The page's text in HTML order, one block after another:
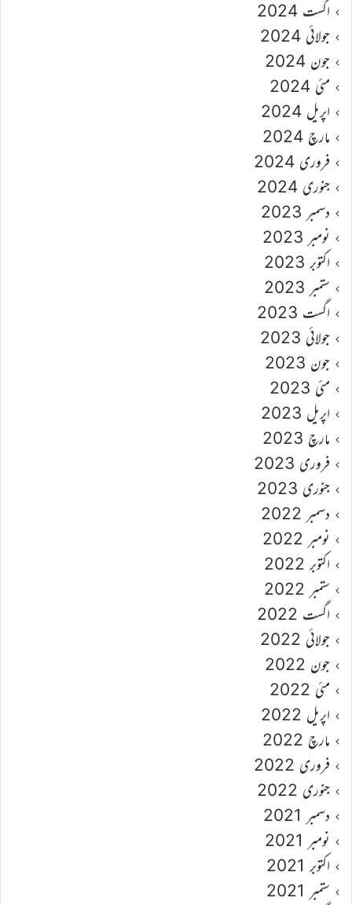
اگست 2024
جولائی 2024
جون 2024
مئی 2024
اپریل 2024
مارچ 2024
فروری 2024
جنوری 2024
دسمبر 2023
نومبر 2023
اکتوبر 2023
ستمبر 2023
اگست 2023
جولائی 2023
جون 2023
مئی 2023
اپریل 2023
مارچ 2023
فروری 2023
جنوری 2023
دسمبر 2022
نومبر 2022
اکتوبر 2022
ستمبر 2022
اگست 2022
جولائی 2022
جون 2022
مئی 2022
اپریل 2022
مارچ 2022
فروری 2022
جنوری 2022
دسمبر 2021
نومبر 2021
اکتوبر 2021
ستمبر 2021